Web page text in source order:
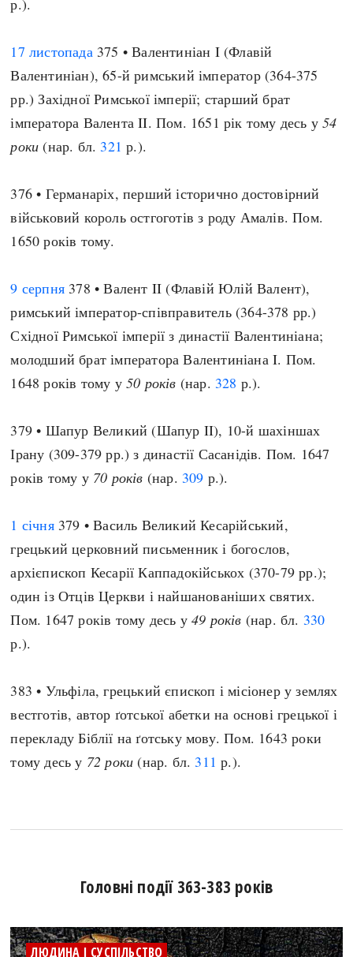
р.).
17 листопада375 • Валентиніан I (Флавій
Валентиніан), 65-й римський імператор (364-375
рр.) Західної Римської імперії; старший брат
імператора Валента II. Пом. 1651 рік тому десь у54
роки (нар. бл. 321 р.).
376 • Германаріх, перший історично достовірний
військовий король остгоготів з роду Амалів. Пом.
1650 років тому.
9 серпня 378 • Валент II (Флавій Юлій Валент),
римський імператор-співправитель (364-378 рр.)
Східної Римської імперії з династії Валентиніана;
молодший брат імператора Валентиніана I. Пом.
1648 років тому у50 років (нар. 328 р.).
379 • Шапур Великий (Шапур II), 10-й шахіншах
Ірану (309-379 рр.) з династії Сасанідів. Пом. 1647
років тому у 70 років (нар. 309 р.).
1 січня379 • Василь Великий Кесарійський,
грецький церковний письменник і богослов,
архієпископ Кесарії Каппадокійськох (370-79 рр.);
один із Отців Церкви і найшанованіших святих.
Пом. 1647 років тому десь у49 років (нар. бл. 330
р.).
383 • Ульфіла, грецький єпископ і місіонер у землях
вестготів, автор ґотської абетки на основі грецької і
перекладу Біблії на ґотську мову. Пом. 1643 роки
тому десь у 72 роки (нар. бл. 311 р.).
Головні події 363-383 років
ЛЮДИНА І СУСПІЛЬСТВО